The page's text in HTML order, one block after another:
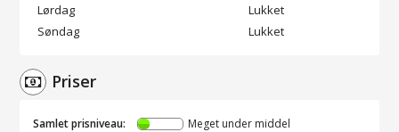
Lørdag
Lukket
Søndag
Lukket
Priser
Samlet prisniveau: Meget under middel